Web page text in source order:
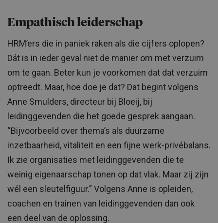
Empathisch leiderschap
HRM’ers die in paniek raken als die cijfers oplopen?
Dát is in ieder geval niet de manier om met verzuim
om te gaan. Beter kun je voorkomen dat dat verzuim
optreedt. Maar, hoe doe je dat? Dat begint volgens
Anne Smulders, directeur bij Bloeij, bij
leidinggevenden die het goede gesprek aangaan.
“Bijvoorbeeld over thema’s als duurzame
inzetbaarheid, vitaliteit en een fijne werk-privébalans.
Ik zie organisaties met leidinggevenden die te
weinig eigenaarschap tonen op dat vlak. Maar zij zijn
wél een sleutelfiguur.” Volgens Anne is opleiden,
coachen en trainen van leidinggevenden dan ook
een deel van de oplossing.